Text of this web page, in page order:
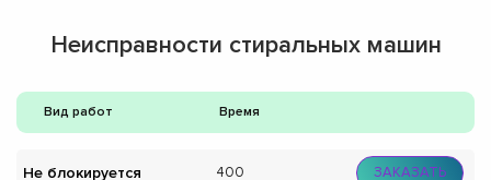
Неисправности стиральных машин
Вид работ Время
Не блокируется 400 ЗАКАЗАТЬ